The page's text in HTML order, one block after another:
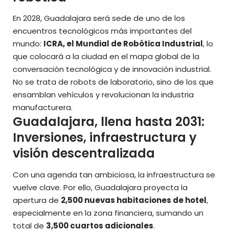
En 2028, Guadalajara será sede de uno de los
encuentros tecnológicos más importantes del
mundo: ICRA, el Mundial de Robótica Industrial, lo
que colocará a la ciudad en el mapa global de la
conversación tecnológica y de innovación industrial.
No se trata de robots de laboratorio, sino de los que
ensamblan vehículos y revolucionan la industria
manufacturera.
Guadalajara, llena hasta 2031:
Inversiones, infraestructura y
visión descentralizada
Con una agenda tan ambiciosa, la infraestructura se
vuelve clave. Por ello, Guadalajara proyecta la
apertura de 2,500 nuevas habitaciones de hotel,
especialmente en la zona financiera, sumando un
total de 3,500 cuartos adicionales.